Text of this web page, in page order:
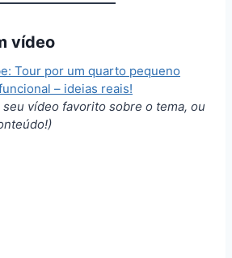
vídeo
Tour por um quarto pequeno
– ideias reais!
vídeo favorito sobre o tema, ou